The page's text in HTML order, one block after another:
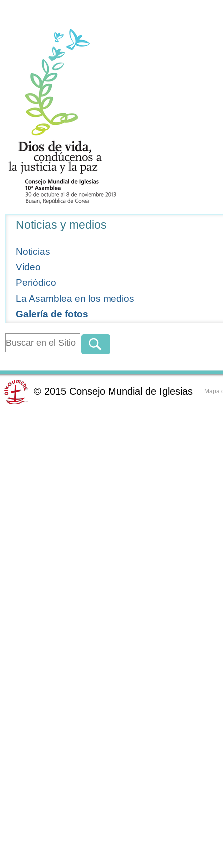
Navegación
Noticias y medios
Noticias
Video
Periódico
La Asamblea en los medios
Galería de fotos
© 2015 Consejo Mundial de Iglesias Mapa